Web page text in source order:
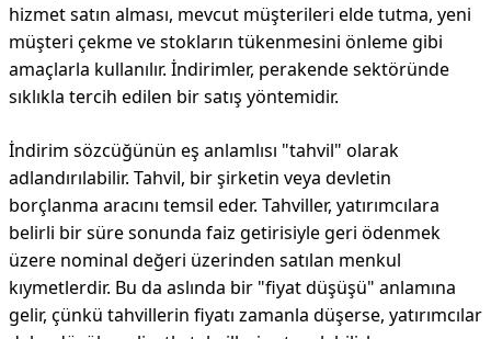
hizmet satın alması, mevcut müşterileri elde tutma, yeni
müşteri çekme ve stokların tükenmesini önleme gibi
amaçlarla kullanılır. İndirimler, perakende sektöründe
sıklıkla tercih edilen bir satış yöntemidir.
İndirim sözcüğünün eş anlamlısı "tahvil" olarak
adlandırılabilir. Tahvil, bir şirketin veya devletin
borçlanma aracını temsil eder. Tahviller, yatırımcılara
belirli bir süre sonunda faiz getirisiyle geri ödenmek
üzere nominal değeri üzerinden satılan menkul
kıymetlerdir. Bu da aslında bir "fiyat düşüşü" anlamına
gelir, çünkü tahvillerin fiyatı zamanla düşerse, yatırımcılar